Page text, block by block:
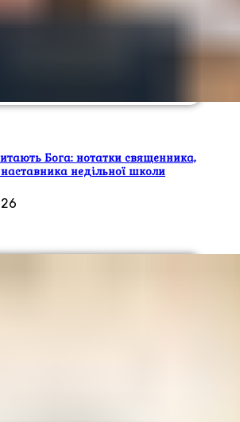
Бога: нотатки священника,
недільної школи